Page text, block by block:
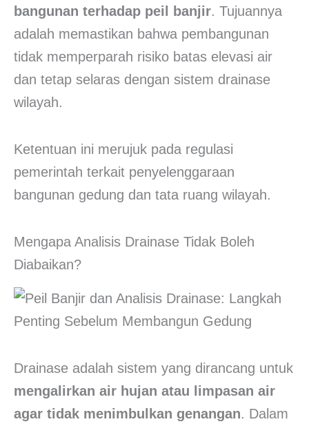
bangunan terhadap peil banjir. Tujuannya
adalah memastikan bahwa pembangunan
tidak memperparah risiko batas elevasi air
dan tetap selaras dengan sistem drainase
wilayah.
Ketentuan ini merujuk pada regulasi
pemerintah terkait penyelenggaraan
bangunan gedung dan tata ruang wilayah.
Mengapa Analisis Drainase Tidak Boleh
Diabaikan?
Drainase adalah sistem yang dirancang untuk
mengalirkan air hujan atau limpasan air
agar tidak menimbulkan genangan. Dalam